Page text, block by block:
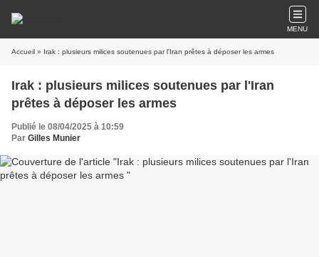
MENU
Accueil » Irak : plusieurs milices soutenues par l'Iran prêtes à déposer les armes
Irak : plusieurs milices soutenues par l'Iran
prêtes à déposer les armes
Publié le 08/04/2025 à 10:59
Par Gilles Munier